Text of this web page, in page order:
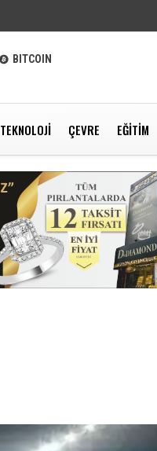
BITCOIN
TEKNOLOJI ÇEVRE EĞITIM